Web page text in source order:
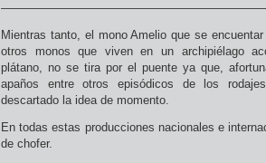
Mientras tanto, el mono Amelio que se
otros monos que viven en un archipiélago
plátano, no se tira por el puente ya que,
apaños entre otros episódicos de los
descartado la idea de momento.
En todas estas producciones nacionales e
de chofer.